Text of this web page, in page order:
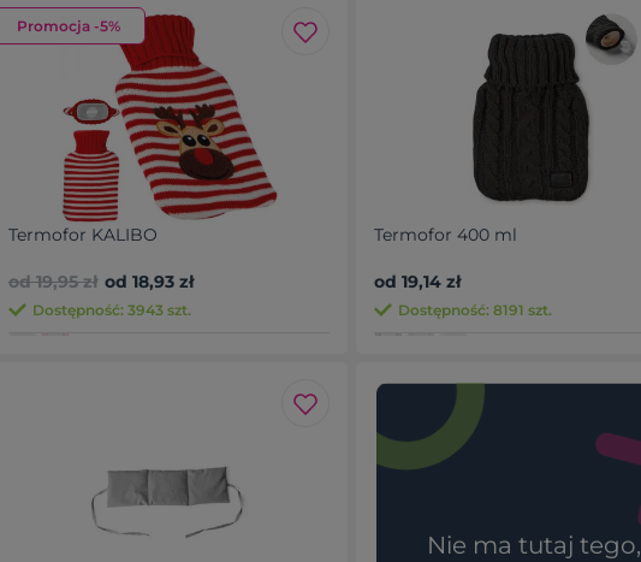
Promocja -5%
Termofor KALIBO
od 19,95 zł od 18,93 zł
Dostępność: 3943 szt.
Termofor 400 ml
od 19,14 zł
Dostępność: 8191 szt.
Nie ma tutaj tego,